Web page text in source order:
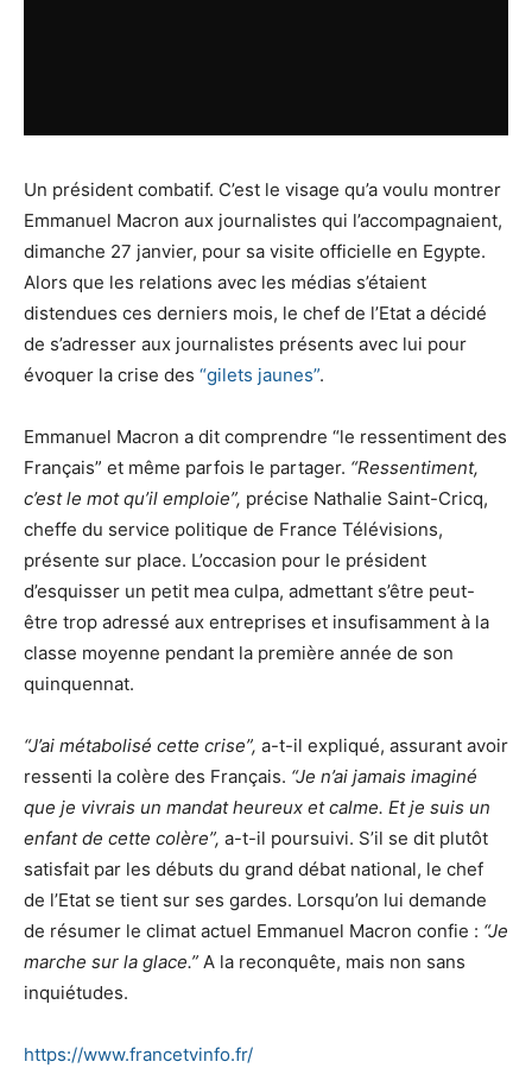
Un président combatif. C’est le visage qu’a voulu montrer
Emmanuel Macron aux journalistes qui l’accompagnaient,
dimanche 27 janvier, pour sa visite officielle en Egypte.
Alors que les relations avec les médias s’étaient
distendues ces derniers mois, le chef de l’Etat a décidé
de s’adresser aux journalistes présents avec lui pour
évoquer la crise des “gilets jaunes”.
Emmanuel Macron a dit comprendre “le ressentiment des
Français” et même parfois le partager. “Ressentiment,
c’est le mot qu’il emploie”, précise Nathalie Saint-Cricq,
cheffe du service politique de France Télévisions,
présente sur place. L’occasion pour le président
d’esquisser un petit mea culpa, admettant s’être peut-
être trop adressé aux entreprises et insufisamment à la
classe moyenne pendant la première année de son
quinquennat.
“J’ai métabolisé cette crise”, a-t-il expliqué, assurant avoir
ressenti la colère des Français. “Je n’ai jamais imaginé
que je vivrais un mandat heureux et calme. Et je suis un
enfant de cette colère”, a-t-il poursuivi. S’il se dit plutôt
satisfait par les débuts du grand débat national, le chef
de l’Etat se tient sur ses gardes. Lorsqu’on lui demande
de résumer le climat actuel Emmanuel Macron confie : “Je
marche sur la glace.” A la reconquête, mais non sans
inquiétudes.
https://www.francetvinfo.fr/